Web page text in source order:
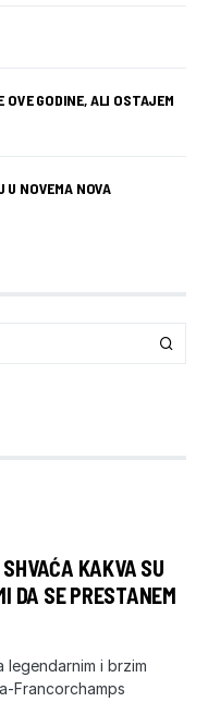
OVE GODINE, ALI OSTAJEM
NOVEMA NOVA
KAKVA SU
DA SE PRESTANEM
legendarnim i brzim
Francorchamps